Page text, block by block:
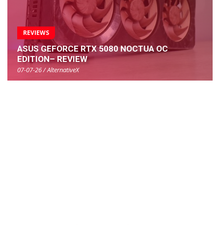
REVIEWS
ASUS GEFORCE RTX 5080 NOCTUA OC
EDITION– REVIEW
07-07-26 / AlternativeX